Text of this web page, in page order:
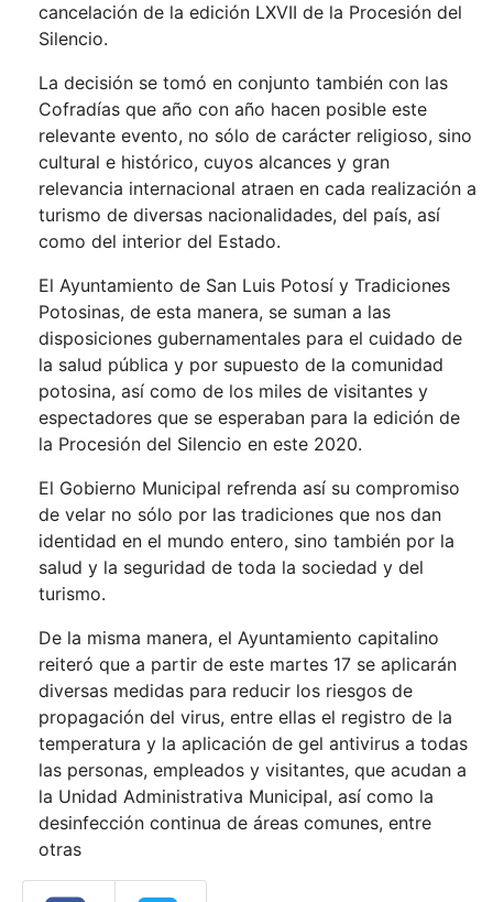
cancelación de la edición LXVII de la Procesión del
Silencio.
La decisión se tomó en conjunto también con las
Cofradías que año con año hacen posible este
relevante evento, no sólo de carácter religioso, sino
cultural e histórico, cuyos alcances y gran
relevancia internacional atraen en cada realización a
turismo de diversas nacionalidades, del país, así
como del interior del Estado.
El Ayuntamiento de San Luis Potosí y Tradiciones
Potosinas, de esta manera, se suman a las
disposiciones gubernamentales para el cuidado de
la salud pública y por supuesto de la comunidad
potosina, así como de los miles de visitantes y
espectadores que se esperaban para la edición de
la Procesión del Silencio en este 2020.
El Gobierno Municipal refrenda así su compromiso
de velar no sólo por las tradiciones que nos dan
identidad en el mundo entero, sino también por la
salud y la seguridad de toda la sociedad y del
turismo.
De la misma manera, el Ayuntamiento capitalino
reiteró que a partir de este martes 17 se aplicarán
diversas medidas para reducir los riesgos de
propagación del virus, entre ellas el registro de la
temperatura y la aplicación de gel antivirus a todas
las personas, empleados y visitantes, que acudan a
la Unidad Administrativa Municipal, así como la
desinfección continua de áreas comunes, entre
otras